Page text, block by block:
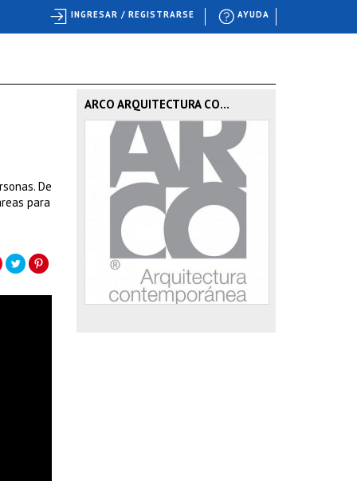
De
para
ARCO ARQUITECTURA CO...
AYUDA
INGRESAR / REGISTRARSE